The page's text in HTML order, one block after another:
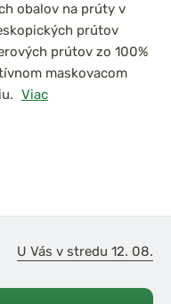
obalov na prúty v
prútov
prútov zo 100%
maskovacom
Viac
U Vás v stredu 12. 08.